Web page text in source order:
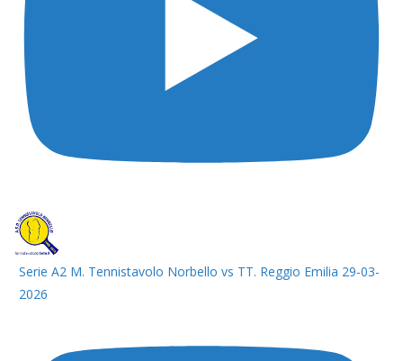
Serie A2 M. Tennistavolo Norbello vs TT. Reggio Emilia 29-03-
2026